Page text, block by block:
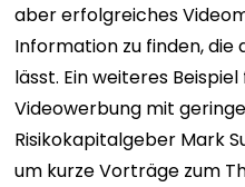
aber erfolgreiches
Information zu finden,
lässt. Ein weiteres
Videowerbung mit
Risikokapitalgeber Mark
um kurze Vorträge zum